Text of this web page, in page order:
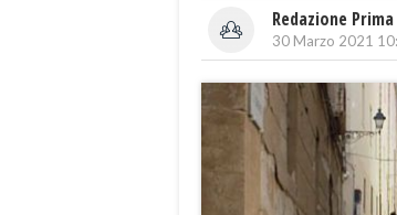
Redazione
30 Marzo 2021